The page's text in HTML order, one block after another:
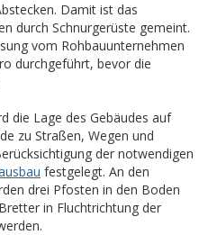
Damit ist das
durch Schnurgerüste gemeint.
vom Rohbauunternehmen
durchgeführt, bevor die
die Lage des Gebäudes auf
zu Straßen, Wegen und
der notwendigen
festgelegt. An den
drei Pfosten in den Boden
in Fluchtrichtung der